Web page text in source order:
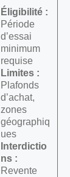
Éligibilité :
Période
d’essai
minimum
requise
Limites :
Plafonds
d’achat,
zones
géographiq
ues
Interdictio
ns :
Revente